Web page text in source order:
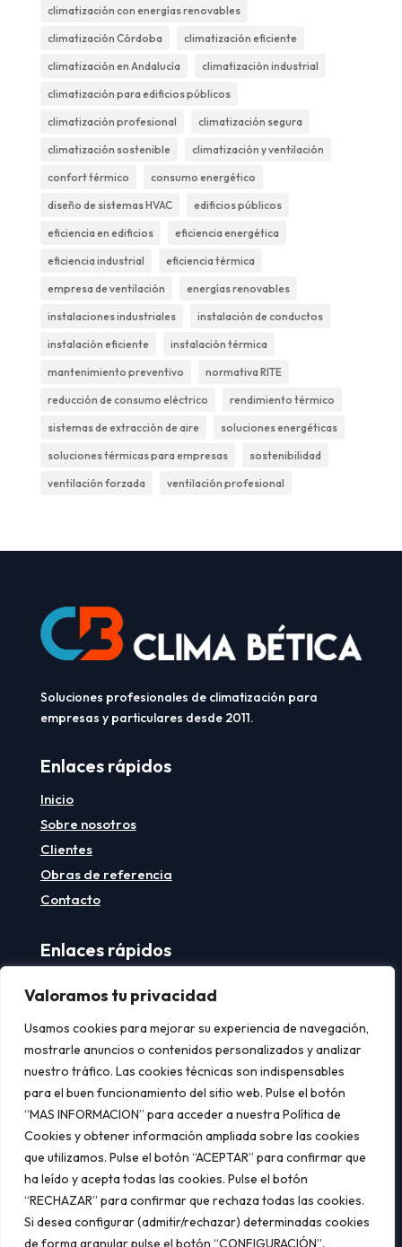
Valoramos tu privacidad
Usamos cookies para mejorar su experiencia de navegación,
mostrarle anuncios o contenidos personalizados y analizar
nuestro tráfico. Las cookies técnicas son indispensables
para el buen funcionamiento del sitio web. Pulse el botón
“MAS INFORMACION” para acceder a nuestra Política de
Cookies y obtener información ampliada sobre las cookies
que utilizamos. Pulse el botón “ACEPTAR” para confirmar que
ha leído y acepta todas las cookies. Pulse el botón
“RECHAZAR” para confirmar que rechaza todas las cookies.
Si desea configurar (admitir/rechazar) determinadas cookies
de forma granular pulse el botón “CONFIGURACIÓN”.
climatización con energías renovables
climatización Córdoba climatización eficiente
climatización en Andalucía climatización industrial
climatización para edificios públicos
climatización profesional climatización segura
climatización sostenible climatización y ventilación
confort térmico consumo energético
diseño de sistemas HVAC edificios públicos
eficiencia en edificios eficiencia energética
eficiencia industrial eficiencia térmica
empresa de ventilación energías renovables
instalaciones industriales instalación de conductos
instalación eficiente instalación térmica
mantenimiento preventivo normativa RITE
reducción de consumo eléctrico rendimiento térmico
sistemas de extracción de aire soluciones energéticas
soluciones térmicas para empresas sostenibilidad
ventilación forzada ventilación profesional
Soluciones profesionales de climatización para
empresas y particulares desde 2011.
Enlaces rápidos
Inicio
Sobre nosotros
Clientes
Obras de referencia
Contacto
Enlaces rápidos
Política de privacidad
Política de cookies
Contacto
 C/ Isla de Tabarca, 6,14011 CÓRDOBA
 957 32 57 00
 administracion@climabetica.com